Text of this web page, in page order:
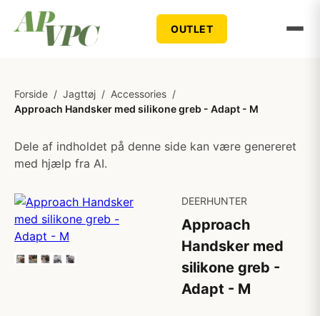
OUTLET
Forside / Jagttøj / Accessories /
Approach Handsker med silikone greb - Adapt - M
Dele af indholdet på denne side kan være genereret
med hjælp fra AI.
DEERHUNTER
Approach
Handsker med
silikone greb -
Adapt - M